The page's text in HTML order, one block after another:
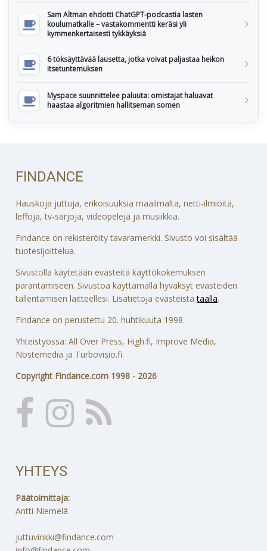
Sam Altman ehdotti ChatGPT-podcastia lasten
koulumatkalle – vastakommentti keräsi yli
kymmenkertaisesti tykkäyksiä
6 töksäyttävää lausetta, jotka voivat paljastaa heikon
itsetuntemuksen
Myspace suunnittelee paluuta: omistajat haluavat
haastaa algoritmien hallitseman somen
FINDANCE
Hauskoja juttuja, erikoisuuksia maailmalta, netti-ilmiöitä,
leffoja, tv-sarjoja, videopelejä ja musiikkia.
Findance on rekisteröity tavaramerkki. Sivusto voi sisältää
tuotesijoittelua.
Sivustolla käytetään evästeitä käyttökokemuksen
parantamiseen. Sivustoa käyttämällä hyväksyt evästeiden
tallentamisen laitteellesi. Lisätietoja evästeistätäällä.
Findance on perustettu 20. huhtikuuta 1998.
Yhteistyössä: All Over Press, High.fi, Improve Media,
Nostemedia ja Turbovisio.fi.
Copyright Findance.com 1998 - 2026
YHTEYS
Päätoimittaja:
Antti Niemelä
juttuvinkki@findance.com